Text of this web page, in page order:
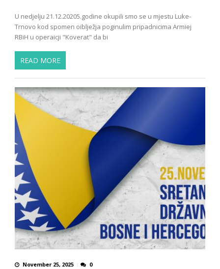
U nedjelju 21.12.20205.godine okupili smo se u mjestu Luke-
Trnovo kod spomen oiblježja poginulim pripadnicima Armiej
RBiH u operaicji "Koverat" da bi
READ MORE
November 25, 2025 0